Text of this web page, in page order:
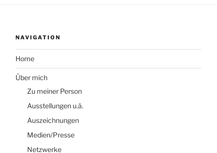
NAVIGATION
Home
Über mich
Zu meiner Person
Ausstellungen u.ä.
Auszeichnungen
Medien/Presse
Netzwerke